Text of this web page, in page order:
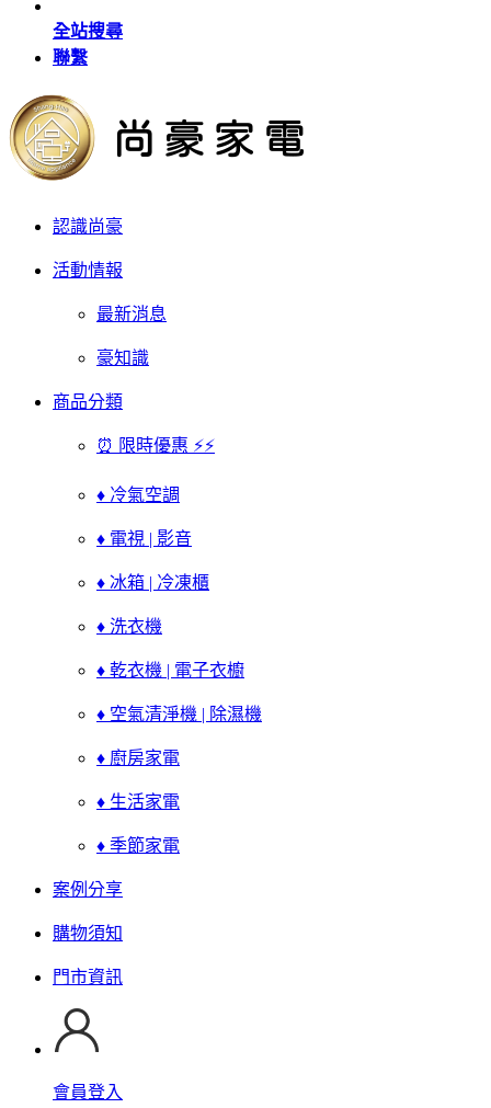
全站搜尋
聯繫
認識尚豪
活動情報
最新消息
豪知識
商品分類
⏰ 限時優惠 ⚡⚡
♦ 冷氣空調
♦ 電視 | 影音
♦ 冰箱 | 冷凍櫃
♦ 洗衣機
♦ 乾衣機 | 電子衣櫥
♦ 空氣清淨機 | 除濕機
♦ 廚房家電
♦ 生活家電
♦ 季節家電
案例分享
購物須知
門市資訊
會員登入